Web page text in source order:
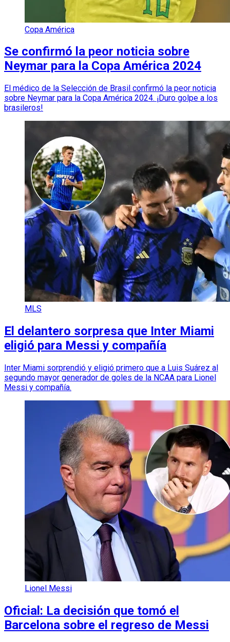
Copa América
Se confirmó la peor noticia sobre
Neymar para la Copa América 2024
El médico de la Selección de Brasil confirmó la peor noticia
sobre Neymar para la Copa América 2024. ¡Duro golpe a los
brasileros!
MLS
El delantero sorpresa que Inter Miami
eligió para Messi y compañía
Inter Miami sorprendió y eligió primero que a Luis Suárez al
segundo mayor generador de goles de la NCAA para Lionel
Messi y compañía.
Lionel Messi
Oficial: La decisión que tomó el
Barcelona sobre el regreso de Messi